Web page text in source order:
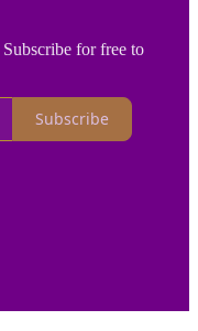
Subscribe for free to
Subscribe